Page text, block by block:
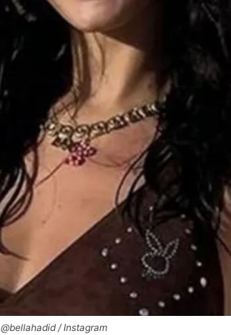
@bellahadid / Instagram